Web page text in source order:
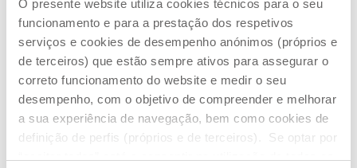
O presente website utiliza cookies técnicos para o seu
funcionamento e para a prestação dos respetivos
serviços e cookies de desempenho anónimos (próprios e
de terceiros) que estão sempre ativos para assegurar o
correto funcionamento do website e medir o seu
desempenho, com o objetivo de compreender e melhorar
a sua experiência de navegação, bem como cookies de
definição de perfis (próprios e de terceiros). Se optar por
Fit&Fun
€ 21,99
ADICIONAR
€ 19,99
ADICIONAR